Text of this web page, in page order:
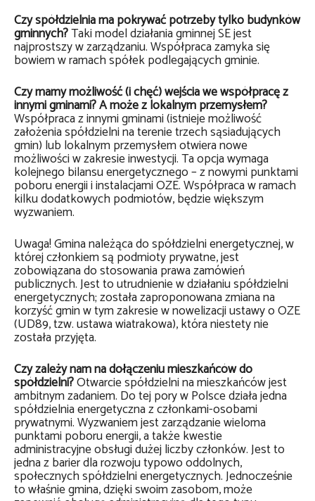
Czy spółdzielnia ma pokrywać potrzeby tylko budynków
gminnych?Taki model działania gminnej SE jest
najprostszy w zarządzaniu. Współpraca zamyka się
bowiem w ramach spółek podlegających gminie.
Czy mamy możliwość (i chęć) wejścia we współpracę z
innymi gminami? A może z lokalnym przemysłem?
Współpraca z innymi gminami (istnieje możliwość
założenia spółdzielni na terenie trzech sąsiadujących
gmin) lub lokalnym przemysłem otwiera nowe
możliwości w zakresie inwestycji. Ta opcja wymaga
kolejnego bilansu energetycznego – z nowymi punktami
poboru energii i instalacjami OZE. Współpraca w ramach
kilku dodatkowych podmiotów, będzie większym
wyzwaniem.
Uwaga! Gmina należąca do spółdzielni energetycznej, w
której członkiem są podmioty prywatne, jest
zobowiązana do stosowania prawa zamówień
publicznych. Jest to utrudnienie w działaniu spółdzielni
energetycznych; została zaproponowana zmiana na
korzyść gmin w tym zakresie w nowelizacji ustawy o OZE
(UD89, tzw. ustawa wiatrakowa), która niestety nie
została przyjęta.
Czy zależy nam na dołączeniu mieszkańców do
spółdzielni?Otwarcie spółdzielni na mieszkańców jest
ambitnym zadaniem. Do tej pory w Polsce działa jedna
spółdzielnia energetyczna z członkami-osobami
prywatnymi. Wyzwaniem jest zarządzanie wieloma
punktami poboru energii, a także kwestie
administracyjne obsługi dużej liczby członków. Jest to
jedna z barier dla rozwoju typowo oddolnych,
społecznych spółdzielni energetycznych. Jednocześnie
to właśnie gmina, dzięki swoim zasobom, może